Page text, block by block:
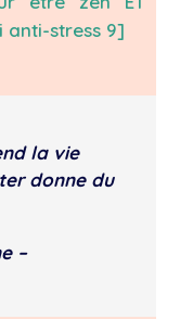
anti-stress 9]
la vie
donne du
–